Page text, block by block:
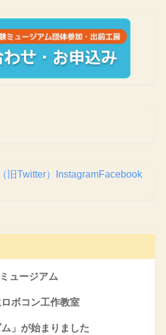
旧Twitter） InstagramFacebook
ュージアム
ボコン工作教室
」が始まりました